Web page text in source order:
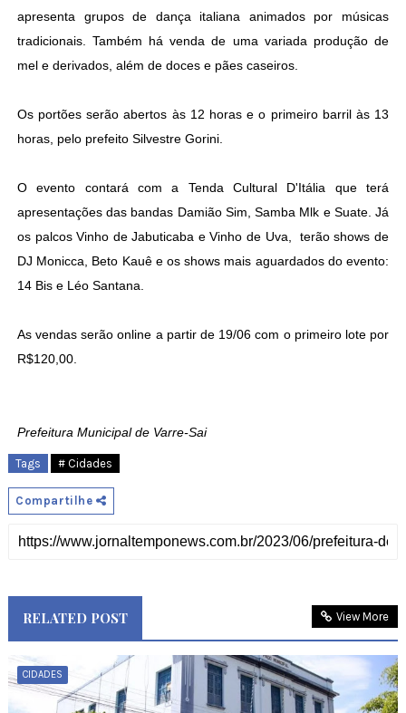
apresenta grupos de dança italiana animados por músicas
tradicionais. Também há venda de uma variada produção de
mel e derivados, além de doces e pães caseiros.
Os portões serão abertos às 12 horas e o primeiro barril às 13
horas, pelo prefeito Silvestre Gorini.
O evento contará com a Tenda Cultural D'Itália que terá
apresentações das bandas Damião Sim, Samba Mlk e Suate. Já
os palcos Vinho de Jabuticaba e Vinho de Uva, terão shows de
DJ Monicca, Beto Kauê e os shows mais aguardados do evento:
14 Bis e Léo Santana.
As vendas serão online a partir de 19/06 com o primeiro lote por
R$120,00.
Prefeitura Municipal de Varre-Sai
Tags # Cidades
Compartilhe
RELATED POST View More
CIDADES